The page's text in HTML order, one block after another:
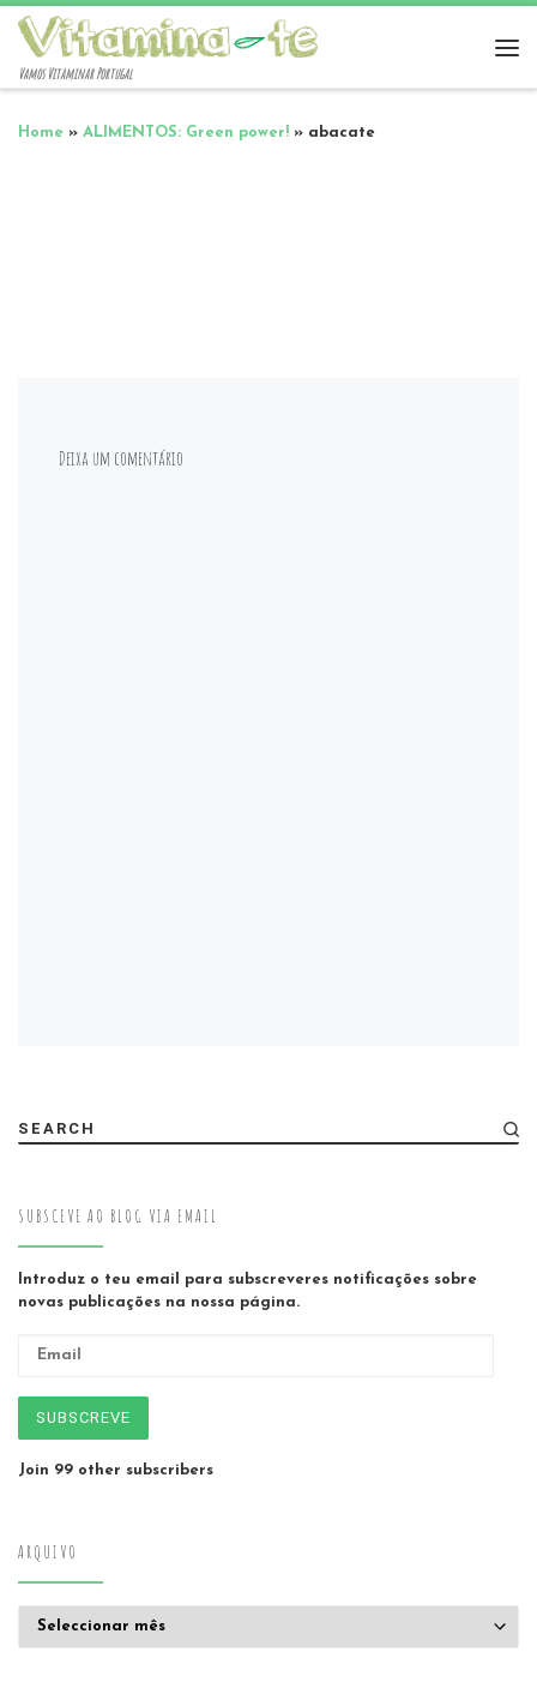
Vamos Vitaminar Portugal
Home » ALIMENTOS: Green power! » abacate
Deixa um comentário
SEARCH
SUBSCEVE AO BLOG VIA EMAIL
Introduz o teu email para subscreveres notificações sobre
novas publicações na nossa página.
SUBSCREVE
Join 99 other subscribers
ARQUIVO